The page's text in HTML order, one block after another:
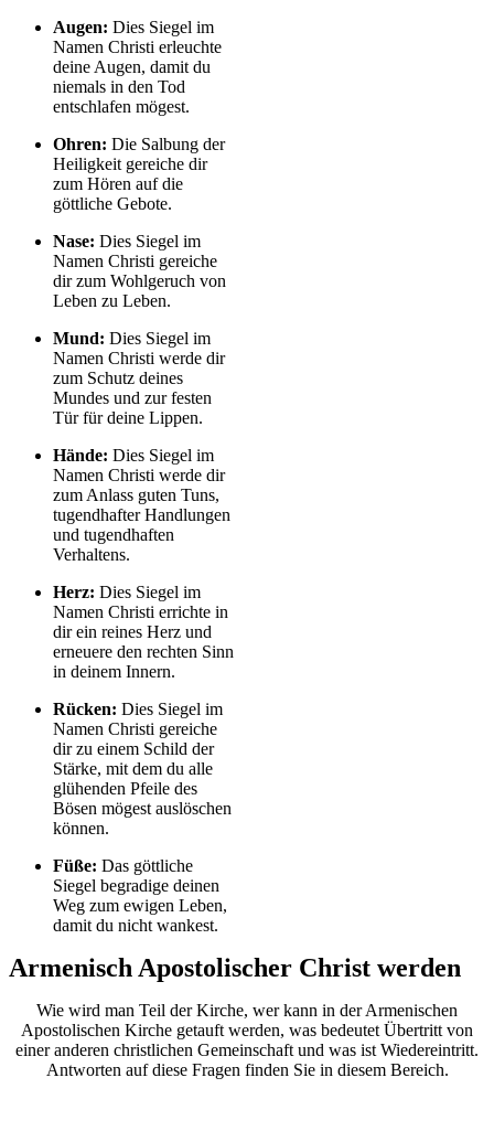
Augen: Dies Siegel im
Namen Christi erleuchte
deine Augen, damit du
niemals in den Tod
entschlafen mögest.
Ohren: Die Salbung der
Heiligkeit gereiche dir
zum Hören auf die
göttliche Gebote.
Nase: Dies Siegel im
Namen Christi gereiche
dir zum Wohlgeruch von
Leben zu Leben.
Mund: Dies Siegel im
Namen Christi werde dir
zum Schutz deines
Mundes und zur festen
Tür für deine Lippen.
Hände: Dies Siegel im
Namen Christi werde dir
zum Anlass guten Tuns,
tugendhafter Handlungen
und tugendhaften
Verhaltens.
Herz: Dies Siegel im
Namen Christi errichte in
dir ein reines Herz und
erneuere den rechten Sinn
in deinem Innern.
Rücken: Dies Siegel im
Namen Christi gereiche
dir zu einem Schild der
Stärke, mit dem du alle
glühenden Pfeile des
Bösen mögest auslöschen
können.
Füße: Das göttliche
Siegel begradige deinen
Weg zum ewigen Leben,
damit du nicht wankest.
Armenisch Apostolischer Christ werden
Wie wird man Teil der Kirche, wer kann in der Armenischen
Apostolischen Kirche getauft werden, was bedeutet Übertritt von
einer anderen christlichen Gemeinschaft und was ist Wiedereintritt.
Antworten auf diese Fragen finden Sie in diesem Bereich.